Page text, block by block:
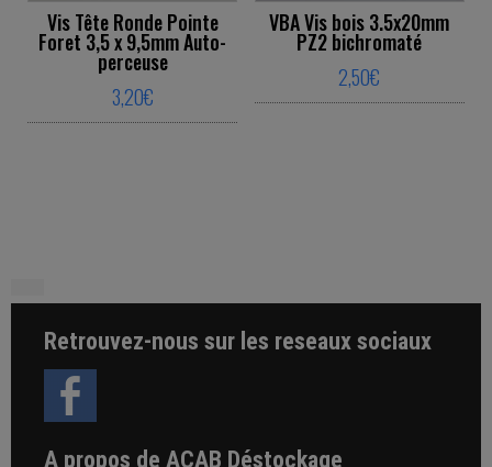
Vis Tête Ronde Pointe
Foret 3,5 x 9,5mm Auto-
perceuse
3,20€
VBA Vis bois 3.5x20mm
PZ2 bichromaté
2,50€
Retrouvez-nous sur les reseaux sociaux
A propos de ACAB Déstockage